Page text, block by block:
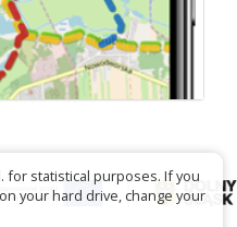
for statistical purposes. If you
your hard drive, change your